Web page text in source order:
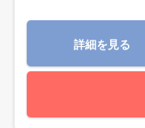
詳細を見る